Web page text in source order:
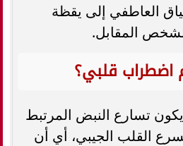
العاطفي إلى يقظة
المقابل.
اضطراب قلبي؟
تسارع النبض المرتبط
القلب الجيبي، أي أن